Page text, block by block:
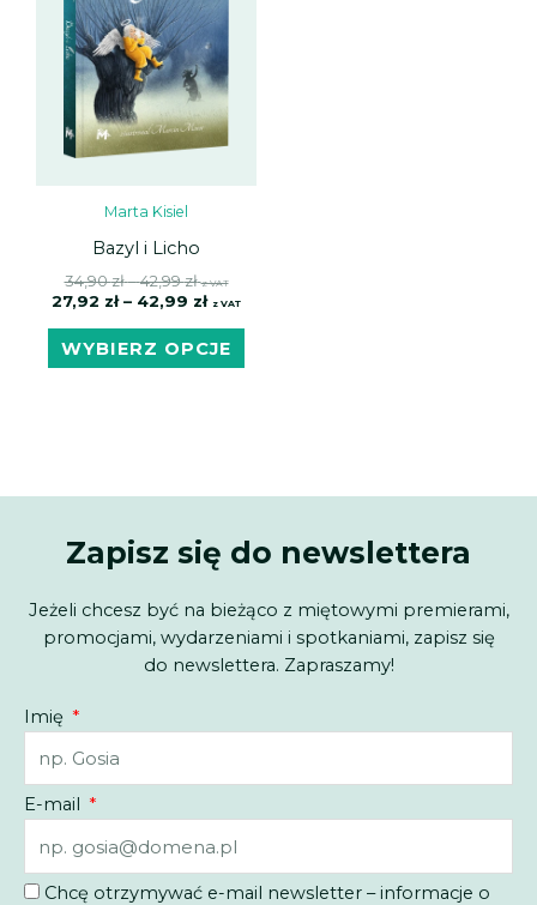
Marta Kisiel
Bazyl i Licho
34,90zł–42,99zł z VAT
27,92 zł – 42,99 zł z VAT
WYBIERZ OPCJE
Zapisz się do newslettera
Jeżeli chcesz być na bieżąco z miętowymi premierami,
promocjami, wydarzeniami i spotkaniami, zapisz się
do newslettera. Zapraszamy!
Imię
E-mail
Chcę otrzymywać e-mail newsletter – informacje o